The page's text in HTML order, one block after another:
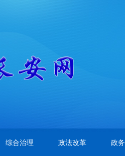
综合治理 政法改革 政